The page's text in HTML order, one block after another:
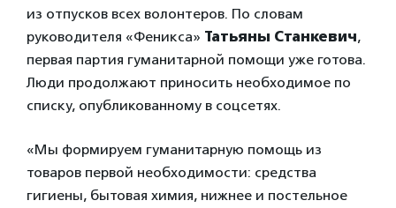
из отпусков всех волонтеров. По словам
руководителя «Феникса» Татьяны Станкевич,
первая партия гуманитарной помощи уже готова.
Люди продолжают приносить необходимое по
списку, опубликованному в соцсетях.
«Мы формируем гуманитарную помощь из
товаров первой необходимости: средства
гигиены, бытовая химия, нижнее и постельное